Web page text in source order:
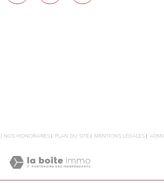
NOS HONORAIRES PLAN DU SITE MENTIONS LÉGALES